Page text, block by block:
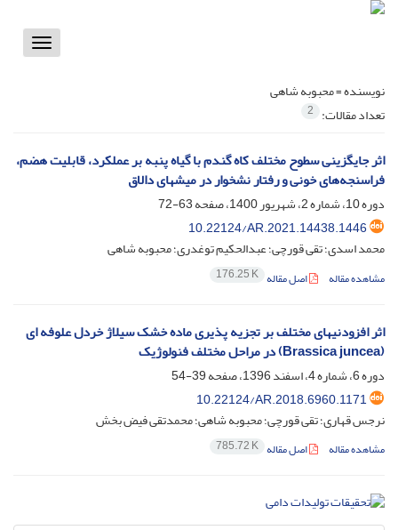
Toggle
نویسنده =محبوبه شاهی
تعداد مقالات: 2
اثر جایگزینی سطوح مختلف کاه ‌گندم با گیاه ‌پنبه بر عملکرد، قابلیت ‌هضم،
فراسنجه‌های خونی و رفتار نشخوار در میش‏های دالاق
دوره 10، شماره 2، شهریور 1400، صفحه
63-72
10.22124/AR.2021.14438.1446
محمد اسدی؛ تقی قورچی؛ عبدالحکیم توغدری؛ محبوبه شاهی
مشاهده مقاله اصل مقاله 176.25 K
اثر افزودنی‏های مختلف بر تجزیه پذیری ماده خشک سیلاژ خردل علوفه ای
(Brassica juncea) در مراحل مختلف فنولوژیک
دوره 6، شماره 4، اسفند 1396، صفحه
39-54
10.22124/AR.2018.6960.1171
نرجس قهاری؛ تقی قورچی؛ محبوبه شاهی؛ محمدتقی فیض بخش
مشاهده مقاله اصل مقاله 785.72 K